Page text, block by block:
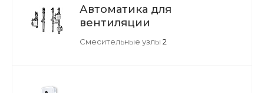
Автоматика для
вентиляции
Смесительные узлы 2